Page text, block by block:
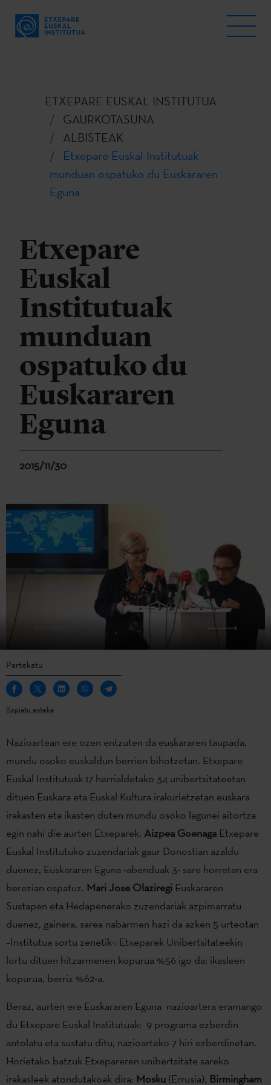
ETXEPARE EUSKAL INSTITUTUA
GAURKOTASUNA
ALBISTEAK
Etxepare Euskal Institutuak
munduan ospatuko du Euskararen
Eguna
Etxepare
Euskal
Institutuak
munduan
ospatuko du
Euskararen
Eguna
2015/11/30
Partekatu
Kopiatu esteka
Nazioartean ere ozen entzuten da euskararen taupada,
mundu osoko euskaldun berrien bihotzetan. Etxepare
Euskal Institutuak 17 herrialdetako 34 unibertsitateetan
dituen Euskara eta Euskal Kultura irakurletzetan euskara
irakasten eta ikasten duten mundu osoko lagunei aitortza
egin nahi die aurten Etxeparek, Aizpea Goenaga Etxepare
Euskal Institutuko zuzendariak gaur Donostian azaldu
duenez, Euskararen Eguna -abenduak 3- sare horretan era
berezian ospatuz. Mari Jose Olaziregi Euskararen
Sustapen eta Hedapenerako zuzendariak azpimarratu
duenez, gainera, sarea nabarmen hazi da azken 5 urteotan
–Institutua sortu zenetik-: Etxeparek Unibertsitateekin
lortu dituen hitzarmenen kopurua %56 igo da; ikasleen
kopurua, berriz %62-a.
Beraz, aurten ere Euskararen Eguna nazioartera eramango
du Etxepare Euskal Institutuak: 9 programa ezberdin
antolatu eta sustatu ditu, nazioarteko 7 hiri ezberdinetan.
Horietako batzuk Etxepareren unibertsitate sareko
irakasleek atondutakoak dira: Mosku (Errusia), Birmingham